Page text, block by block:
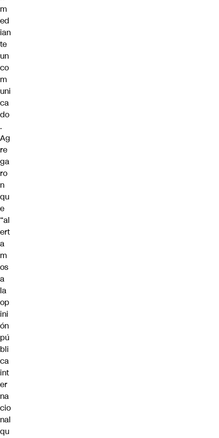
m
ed
ian
te
un
co
m
uni
ca
do
.
Ag
re
ga
ro
n
qu
e
“al
ert
a
m
os
a
la
op
ini
ón
pú
bli
ca
int
er
na
cio
nal
qu